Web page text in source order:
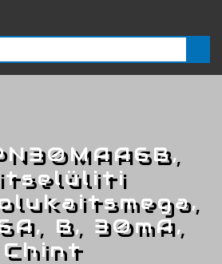
B, 30mA,
Chint